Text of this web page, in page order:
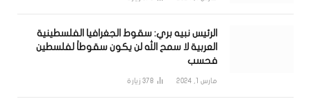
الرئيس نبيه بري: سقوط الجغرافيا الفلسطينية
العربية لا سمح الله لن يكون سقوطاً لفلسطين
فحسب
مارس 1, 2024 378 زيارة